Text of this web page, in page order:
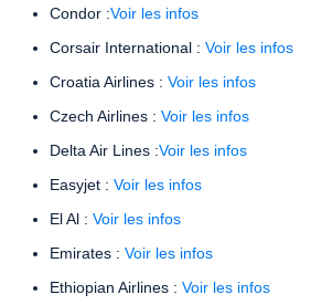
Condor :Voir les infos
Corsair International : Voir les infos
Croatia Airlines : Voir les infos
Czech Airlines : Voir les infos
Delta Air Lines :Voir les infos
Easyjet : Voir les infos
El Al : Voir les infos
Emirates : Voir les infos
Ethiopian Airlines : Voir les infos